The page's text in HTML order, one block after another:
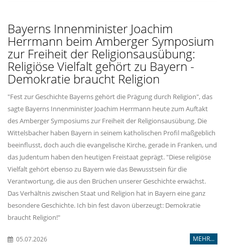
Bayerns Innenminister Joachim
Herrmann beim Amberger Symposium
zur Freiheit der Religionsausübung:
Religiöse Vielfalt gehört zu Bayern -
Demokratie braucht Religion
"Fest zur Geschichte Bayerns gehört die Prägung durch Religion", das
sagte Bayerns Innenminister Joachim Herrmann heute zum Auftakt
des Amberger Symposiums zur Freiheit der Religionsausübung. Die
Wittelsbacher haben Bayern in seinem katholischen Profil maßgeblich
beeinflusst, doch auch die evangelische Kirche, gerade in Franken, und
das Judentum haben den heutigen Freistaat geprägt. "Diese religiöse
Vielfalt gehört ebenso zu Bayern wie das Bewusstsein für die
Verantwortung, die aus den Brüchen unserer Geschichte erwächst.
Das Verhältnis zwischen Staat und Religion hat in Bayern eine ganz
besondere Geschichte. Ich bin fest davon überzeugt: Demokratie
braucht Religion!"
05.07.2026 MEHR...